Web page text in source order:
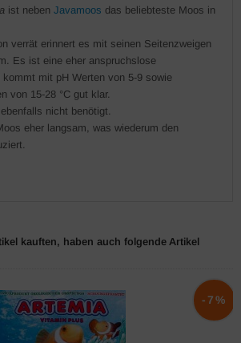
ist neben Javamoos das beliebteste Moos in
verrät erinnert es mit seinen Seitenzweigen
Es ist eine eher anspruchslose
mit pH Werten von 5-9 sowie
von 15-28 °C gut klar.
nicht benötigt.
eher langsam, was wiederum den
kauften, haben auch folgende Artikel
-7%